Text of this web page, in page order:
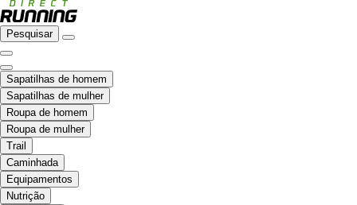
Pesquisar
Sapatilhas de homem
Sapatilhas de mulher
Roupa de homem
Roupa de mulher
Trail
Caminhada
Equipamentos
Nutrição